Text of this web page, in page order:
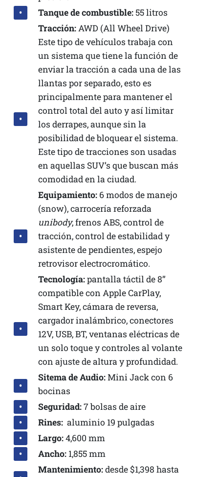
Tanque de combustible: 55 litros
Tracción:AWD (All Wheel Drive)
Este tipo de vehículos trabaja con
un sistema que tiene la función de
enviar la tracción a cada una de las
llantas por separado, esto es
principalmente para mantener el
control total del auto y así limitar
los derrapes, aunque sin la
posibilidad de bloquear el sistema.
Este tipo de tracciones son usadas
en aquellas SUV’s que buscan más
comodidad en la ciudad.
Equipamiento: 6 modos de manejo
(snow), carrocería reforzada
unibody, frenos ABS, control de
tracción, control de estabilidad y
asistente de pendientes, espejo
retrovisor electrocromático.
Tecnología:pantalla táctil de 8’’
compatible con Apple CarPlay,
Smart Key, cámara de reversa,
cargador inalámbrico, conectores
12V, USB, BT, ventanas eléctricas de
un solo toque y controles al volante
con ajuste de altura y profundidad.
Sitema de Audio:Mini Jack con 6
bocinas
Seguridad:7 bolsas de aire
Rines: aluminio 19 pulgadas
Largo:4,600 mm
Ancho: 1,855 mm
Mantenimiento:desde $1,398 hasta